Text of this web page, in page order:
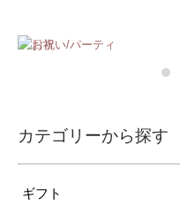
カテゴリーから探す
ギフト